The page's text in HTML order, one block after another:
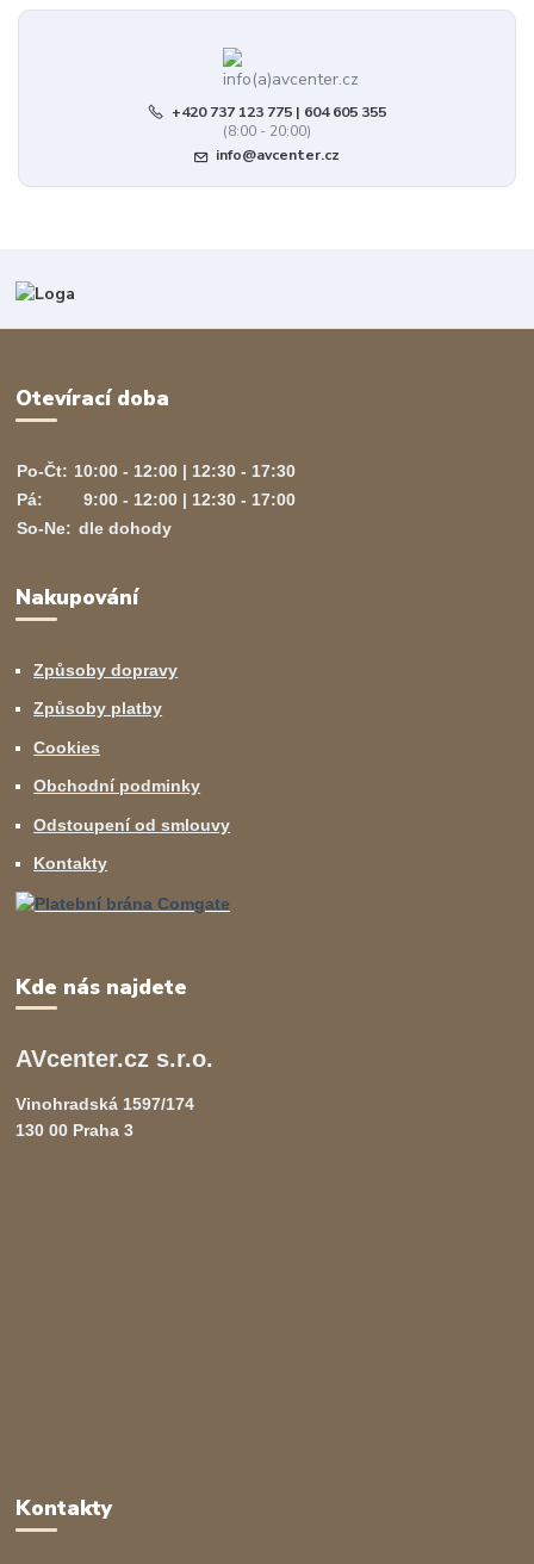
+420 737 123 775 | 604 605 355
(8:00 - 20:00)
info@avcenter.cz
Otevírací doba
Po-Čt: 10:00 - 12:00 | 12:30 - 17:30
Pá:
9:00 - 12:00 | 12:30 - 17:00
So-Ne: dle dohody
Nakupování
Způsoby dopravy
Způsoby platby
Cookies
Obchodní podminky
Odstoupení od smlouvy
Kontakty
Kde nás najdete
AVcenter.cz s.r.o.
Vinohradská 1597/174
130 00 Praha 3
Kontakty